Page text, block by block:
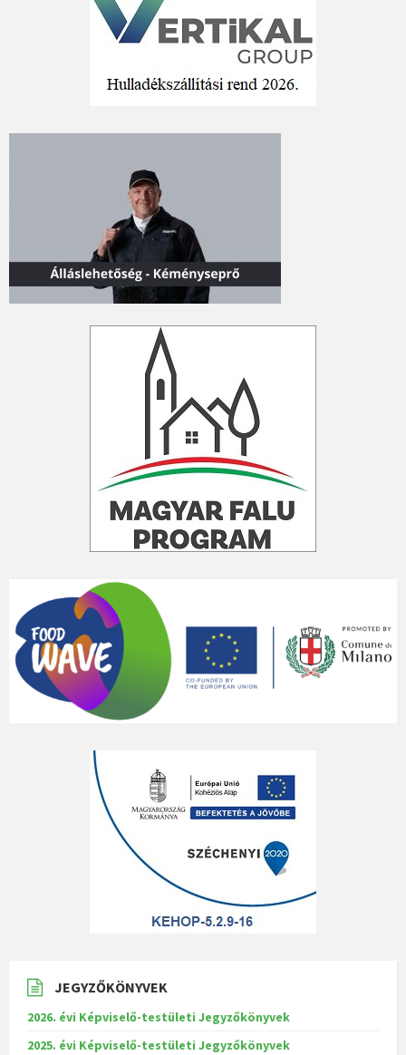
JEGYZŐKÖNYVEK
2026. évi Képviselő-testületi Jegyzőkönyvek
2025. évi Képviselő-testületi Jegyzőkönyvek